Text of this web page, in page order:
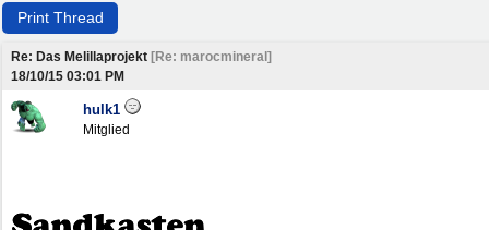
Print Thread
Re: Das Melillaprojekt [Re: marocmineral ]
18/10/15 03:01 PM
hulk1
Mitglied